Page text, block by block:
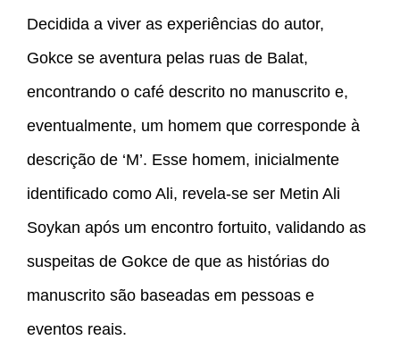
Decidida a viver as experiências do autor,
Gokce se aventura pelas ruas de Balat,
encontrando o café descrito no manuscrito e,
eventualmente, um homem que corresponde à
descrição de ‘M’. Esse homem, inicialmente
identificado como Ali, revela-se ser Metin Ali
Soykan após um encontro fortuito, validando as
suspeitas de Gokce de que as histórias do
manuscrito são baseadas em pessoas e
eventos reais.